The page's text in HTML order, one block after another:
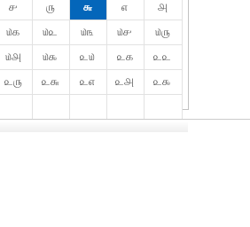
௪ ௫ ௬ ௭
௮
௰௧ ௰௨ ௰௩ ௰௪
௰௫
௰௮ ௰௯ ௨௰ ௨௧
௨௨
௨௫ ௨௬ ௨௭ ௨௮
௨௯